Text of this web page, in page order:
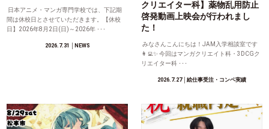
日本アニメ・マンガ専門学校では、下記期
間は休校日とさせていただきます。【休校
日】2026年8月2日(日)～2026年 ･･･
2026.7.31 │NEWS
クリエイター科】薬物乱用防止
啓発動画上映会が行われまし
た！
みなさんこんにちは！JAM入学相談室です
👩‍💻✨ 今回はマンガクリエイト科・3DCGク
リエイター科 ･･･
2026.7.27│絵仕事受注・コンペ実績